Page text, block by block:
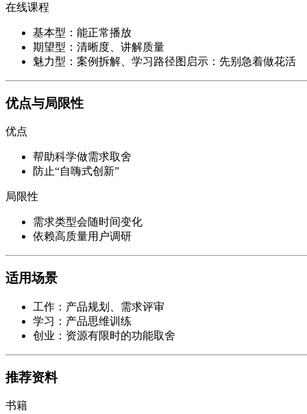
在线课程
基本型：能正常播放
期望型：清晰度、讲解质量
魅力型：案例拆解、学习路径图 启示：先别急着做花活
优点与局限性
优点
帮助科学做需求取舍
防止“自嗨式创新”
局限性
需求类型会随时间变化
依赖高质量用户调研
适用场景
工作：产品规划、需求评审
学习：产品思维训练
创业：资源有限时的功能取舍
推荐资料
书籍